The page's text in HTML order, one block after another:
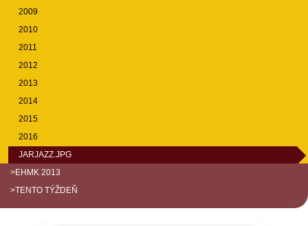
2009
2010
2011
2012
2013
2014
2015
2016
JARJAZZ.JPG
>EHMK 2013
>TENTO TÝŽDEŇ